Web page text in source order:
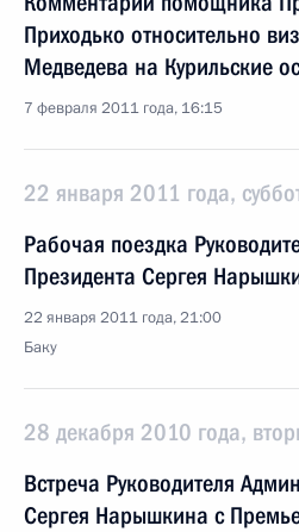
Приходько относительно
Медведева на Курильские
7 февраля 2011 года, 16:15
22 января 2011 года,
Рабочая поездка
Президента Сергея
22 января 2011 года, 21:00
Баку
28 декабря 2010 года,
Встреча Руководителя
Сергея Нарышкина с